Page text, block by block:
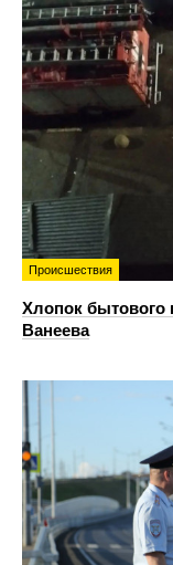
Происшествия
Хлопок бытового
Ванеева